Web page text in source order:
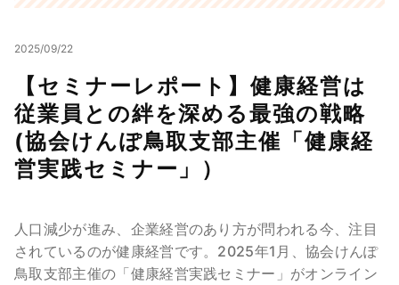
2025/09/22
【セミナーレポート】健康経営は
従業員との絆を深める最強の戦略
(協会けんぽ鳥取支部主催「健康経
営実践セミナー」）
人口減少が進み、企業経営のあり方が問われる今、注目
されているのが健康経営です。2025年1月、協会けんぽ
鳥取支部主催の「健康経営実践セミナー」がオンライン